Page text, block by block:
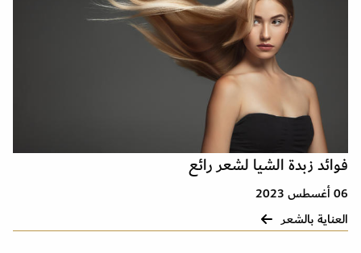
فوائد زبدة الشيا لشعر رائع
06 أغسطس 2023
العناية بالشعر